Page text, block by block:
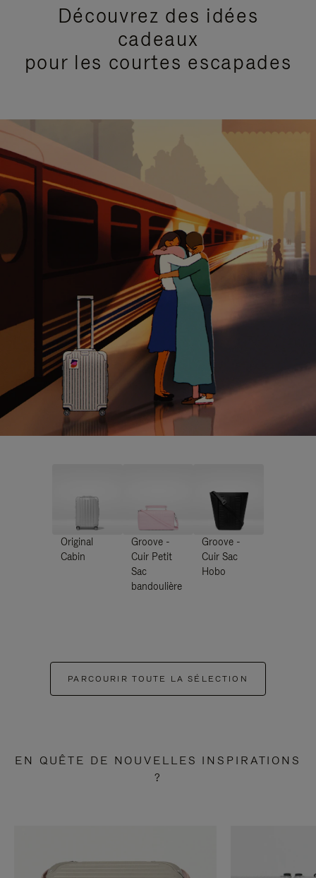
Découvrez des idées
cadeaux
pour les courtes escapades
Original
Cabin
Groove -
Cuir Petit
Sac
bandoulière
Groove -
Cuir Sac
Hobo
PARCOURIR TOUTE LA SÉLECTION
EN QUÊTE DE NOUVELLES INSPIRATIONS
?